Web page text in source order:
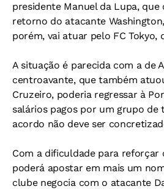
presidente Manuel da Lupa, que
retorno do atacante
porém, vai atuar pelo FC Tokyo,
A situação é parecida com a de
centroavante, que também
Cruzeiro, poderia regressar à
salários pagos por um grupo de
acordo não deve ser
Com a dificuldade para reforçar
poderá apostar em mais um
clube negocia com o atacante